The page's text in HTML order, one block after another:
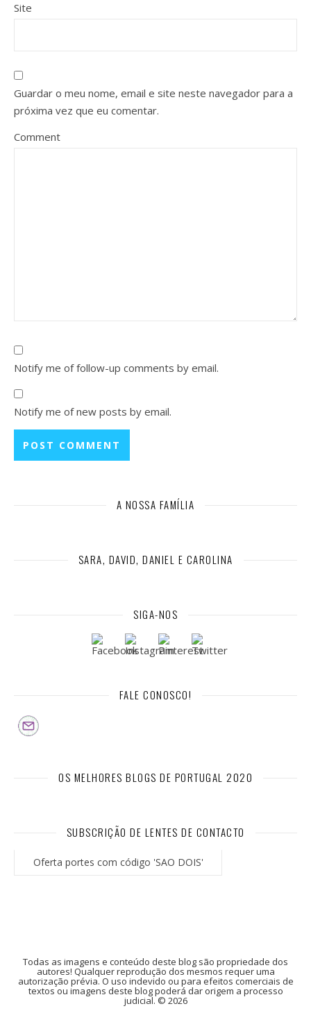
Site
Guardar o meu nome, email e site neste navegador para a
próxima vez que eu comentar.
Comment
Notify me of follow-up comments by email.
Notify me of new posts by email.
A NOSSA FAMÍLIA
SARA, DAVID, DANIEL E CAROLINA
SIGA-NOS
FALE CONOSCO!
OS MELHORES BLOGS DE PORTUGAL 2020
SUBSCRIÇÃO DE LENTES DE CONTACTO
Oferta portes com código 'SAO DOIS'
Todas as imagens e conteúdo deste blog são propriedade dos
autores! Qualquer reprodução dos mesmos requer uma
autorização prévia. O uso indevido ou para efeitos comerciais de
textos ou imagens deste blog poderá dar origem a processo
judicial. © 2026